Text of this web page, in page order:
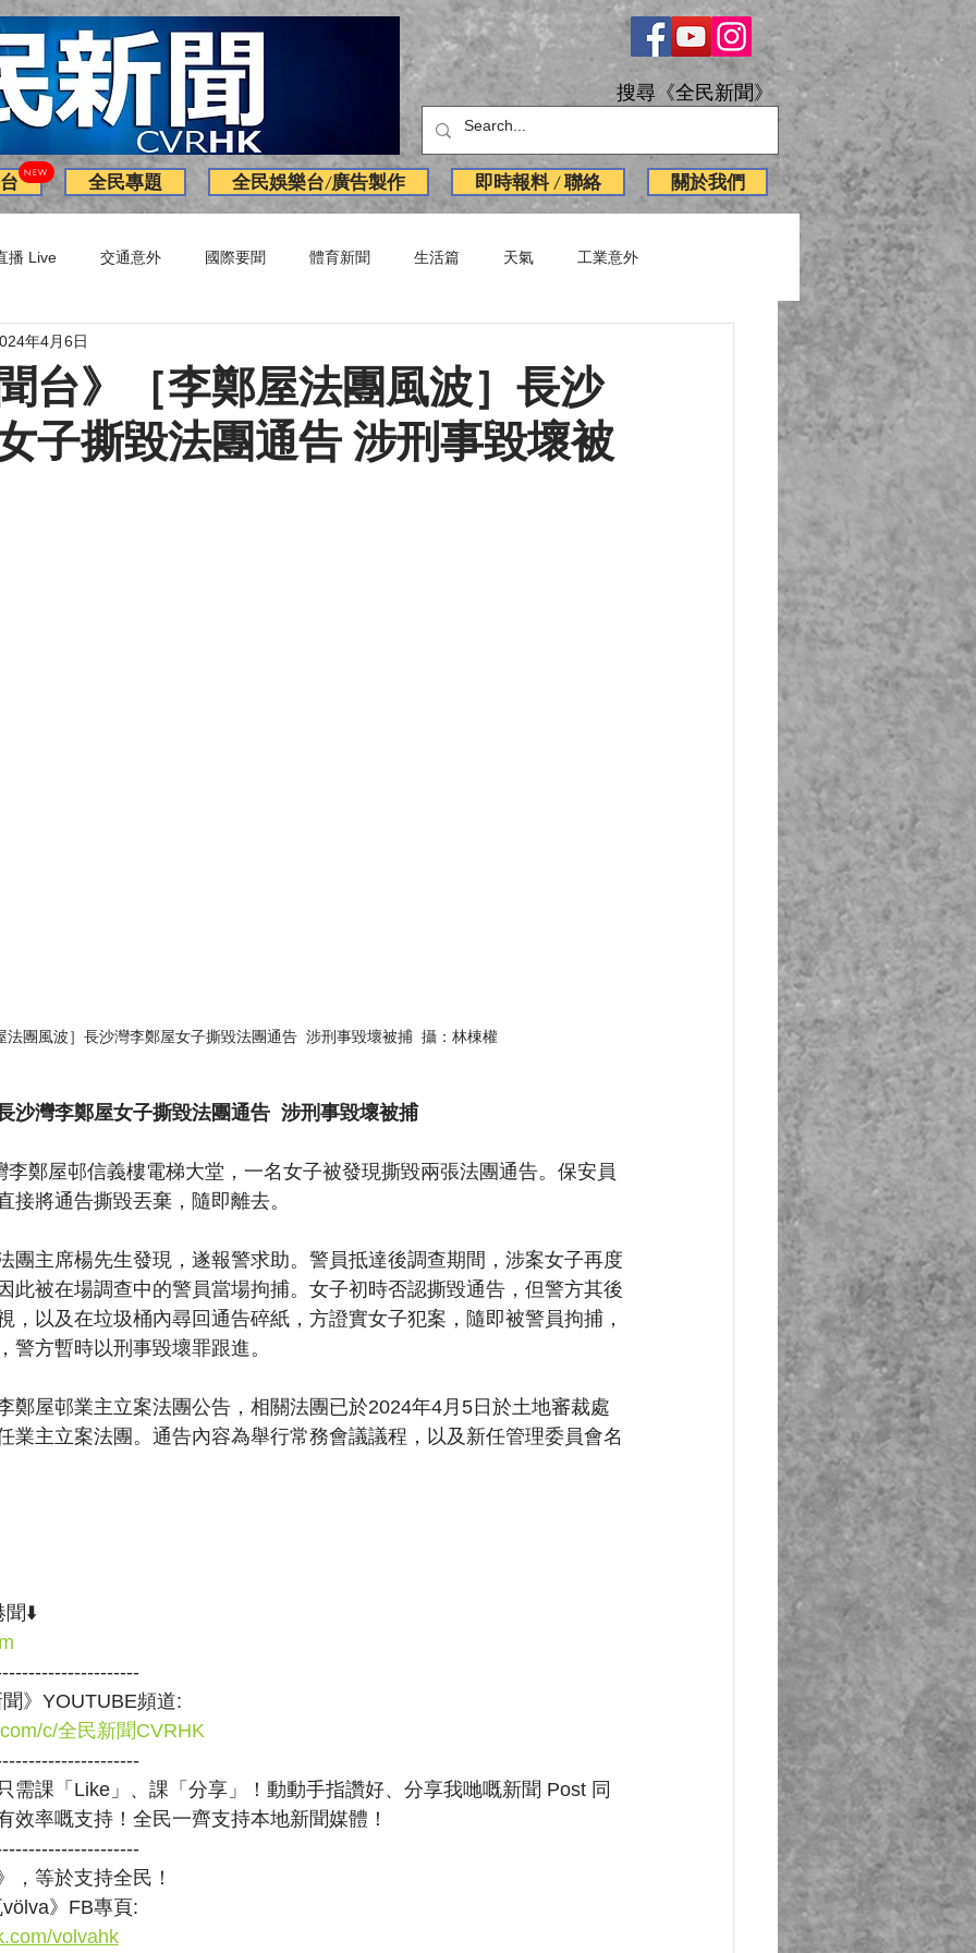
搜尋《全民新聞》
全民專題 全民娛樂台/廣告製作 即時報料 / 聯絡 關於我們
NEW
播 Live 交通意外 國際要聞 體育新聞 生活篇 天氣 工業意外
訪問 獨家
台》［李鄭屋法團風波］長沙
子撕毀法團通告 涉刑事毀壞被
年4月6日
法團風波］長沙灣李鄭屋女子撕毀法團通告  涉刑事毀壞被捕  攝：林棟權
沙灣李鄭屋女子撕毀法團通告  涉刑事毀壞被捕
李鄭屋邨信義樓電梯大堂，一名女子被發現撕毀兩張法團通告。保安員
接將通告撕毀丟棄，隨即離去。
團主席楊先生發現，遂報警求助。警員抵達後調查期間，涉案女子再度
此被在場調查中的警員當場拘捕。女子初時否認撕毀通告，但警方其後
，以及在垃圾桶內尋回通告碎紙，方證實女子犯案，隨即被警員拘捕，
警方暫時以刑事毀壞罪跟進。
鄭屋邨業主立案法團公告，相關法團已於2024年4月5日於土地審裁處
業主立案法團。通告內容為舉行常務會議議程，以及新任管理委員會名
聞⬇️
》YOUTUBE頻道:
c/全民新聞CVRHK
需課「Like」、課「分享」！動動手指讚好、分享我哋嘅新聞 Post 同
效率嘅支持！全民一齊支持本地新聞媒體！
，等於支持全民！
》FB專頁:
volvahk